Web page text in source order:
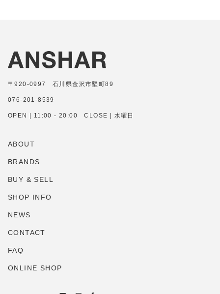
〒920-0997 石川県金沢市堅町89
076-201-8539
OPEN | 11:00 - 20:00 CLOSE | 水曜日
ABOUT
BRANDS
BUY & SELL
SHOP INFO
NEWS
CONTACT
FAQ
ONLINE SHOP